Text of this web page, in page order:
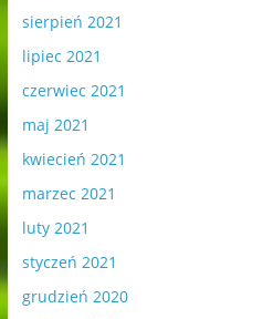
sierpień 2021
lipiec 2021
czerwiec 2021
maj 2021
kwiecień 2021
marzec 2021
luty 2021
styczeń 2021
grudzień 2020